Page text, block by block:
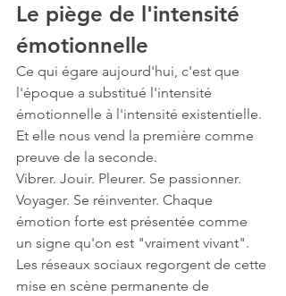
Le piège de l'intensité
émotionnelle
Ce qui égare aujourd'hui, c'est que
l'époque a substitué l'intensité
émotionnelle à l'intensité existentielle.
Et elle nous vend la première comme
preuve de la seconde.
Vibrer. Jouir. Pleurer. Se passionner.
Voyager. Se réinventer. Chaque
émotion forte est présentée comme
un signe qu'on est "vraiment vivant".
Les réseaux sociaux regorgent de cette
mise en scène permanente de